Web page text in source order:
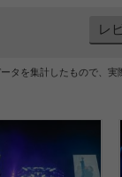
レ
タを集計したもので、実